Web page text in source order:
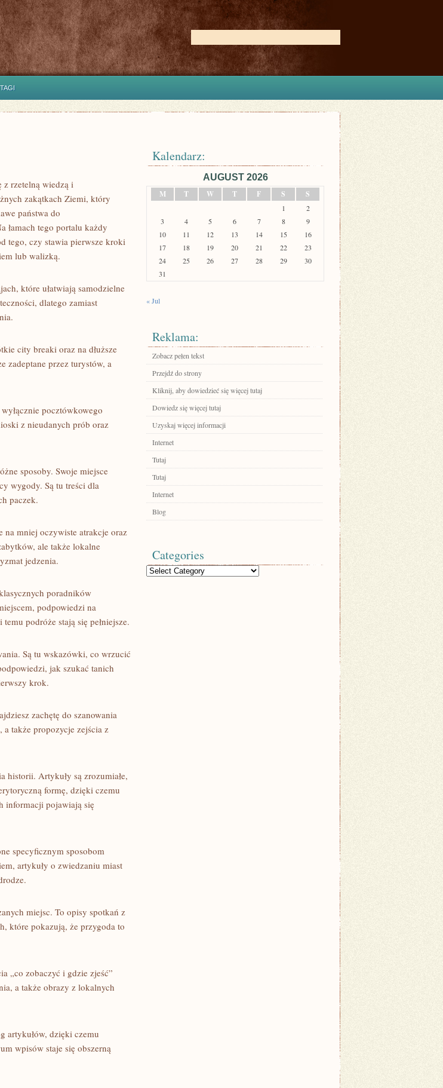
TAGI
z rzetelną wiedzą i
zakątkach Ziemi, który
państwa do
łamach tego portalu każdy
tego, czy stawia pierwsze kroki
lub walizką.
które ułatwiają samodzielne
dlatego zamiast
city breaki oraz na dłuższe
zadeptane przez turystów, a
pocztówkowego
z nieudanych prób oraz
sposoby. Swoje miejsce
wygody. Są tu treści dla
paczek.
na mniej oczywiste atrakcje oraz
ale także lokalne
jedzenia.
poradników
podpowiedzi na
podróże stają się pełniejsze.
Są tu wskazówki, co wrzucić
jak szukać tanich
krok.
zachętę do szanowania
także propozycje zejścia z
historii. Artykuły są zrozumiałe,
formę, dzięki czemu
informacji pojawiają się
specyficznym sposobom
artykuły o zwiedzaniu miast
miejsc. To opisy spotkań z
które pokazują, że przygoda to
„co zobaczyć i gdzie zjeść”
a także obrazy z lokalnych
artykułów, dzięki czemu
wpisów staje się obszerną
Kalendarz:
AUGUST 2026
M
T W T F S S
1
2
3
4 5 6 7 8
9
10
11 12 13 14 15
16
17
18 19 20 21 22
23
24
25 26 27 28 29
30
31
« Jul
Reklama:
Zobacz pełen tekst
Przejdź do strony
Kliknij, aby dowiedzieć się więcej tutaj
Dowiedz się więcej tutaj
Uzyskaj więcej informacji
Internet
Tutaj
Tutaj
Internet
Blog
Categories
Categories